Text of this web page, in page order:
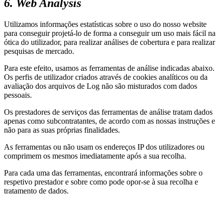
6. Web Analysis
Utilizamos informações estatísticas sobre o uso do nosso website
para conseguir projetá-lo de forma a conseguir um uso mais fácil na
ótica do utilizador, para realizar análises de cobertura e para realizar
pesquisas de mercado.
Para este efeito, usamos as ferramentas de análise indicadas abaixo.
Os perfis de utilizador criados através de cookies analíticos ou da
avaliação dos arquivos de Log não são misturados com dados
pessoais.
Os prestadores de serviços das ferramentas de análise tratam dados
apenas como subcontratantes, de acordo com as nossas instruções e
não para as suas próprias finalidades.
As ferramentas ou não usam os endereços IP dos utilizadores ou
comprimem os mesmos imediatamente após a sua recolha.
Para cada uma das ferramentas, encontrará informações sobre o
respetivo prestador e sobre como pode opor-se à sua recolha e
tratamento de dados.